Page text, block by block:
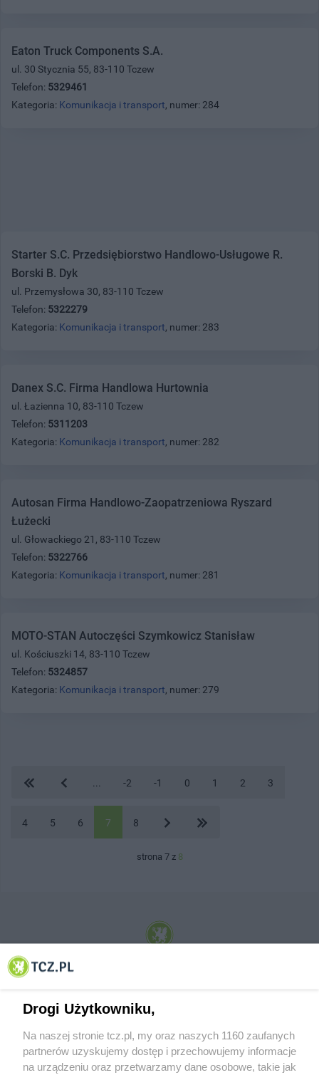
Eaton Truck Components S.A.
ul. 30 Stycznia 55, 83-110 Tczew
Telefon: 5329461
Kategoria: Komunikacja i transport, numer: 284
Starter S.C. Przedsiębiorstwo Handlowo-Usługowe R.
Borski B. Dyk
ul. Przemysłowa 30, 83-110 Tczew
Telefon: 5322279
Kategoria: Komunikacja i transport, numer: 283
Danex S.C. Firma Handlowa Hurtownia
ul. Łazienna 10, 83-110 Tczew
Telefon: 5311203
Kategoria: Komunikacja i transport, numer: 282
Autosan Firma Handlowo-Zaopatrzeniowa Ryszard
Łużecki
ul. Głowackiego 21, 83-110 Tczew
Telefon: 5322766
Kategoria: Komunikacja i transport, numer: 281
MOTO-STAN Autoczęści Szymkowicz Stanisław
ul. Kościuszki 14, 83-110 Tczew
Telefon: 5324857
Kategoria: Komunikacja i transport, numer: 279
-2 -1 0 1 2 3
4 5 6 7 8
strona 7 z 8
© 2001-2026 Tczew - TCZ.PL Sp. z o.o. Internetowy Serwis Informacyjny Miasta
Drogi Użytkowniku,
Na naszej stronie tcz.pl, my oraz naszych 1160 zaufanych
partnerów uzyskujemy dostęp i przechowujemy informacje
na urządzeniu oraz przetwarzamy dane osobowe, takie jak